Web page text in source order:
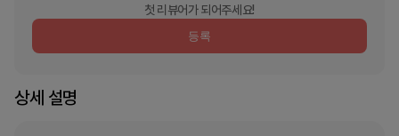
첫 리뷰어가 되어주세요!
등록
상세 설명